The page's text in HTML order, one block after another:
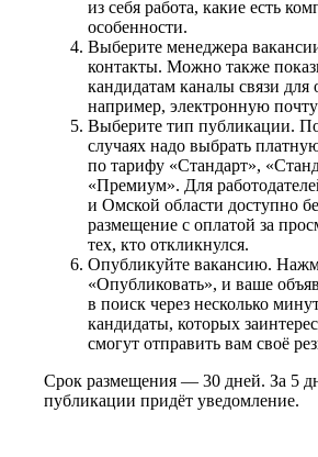
из себя работа, какие есть
особенности.
Выберите менеджера
контакты. Можно также
кандидатам каналы связи
например, электронную
Выберите тип публикации.
случаях надо выбрать
по тарифу «Стандарт»,
«Премиум». Для
и Омской области доступно
размещение с оплатой за
тех, кто откликнулся.
Опубликуйте вакансию.
«Опубликовать», и ваше
в поиск через несколько
кандидаты, которых
смогут отправить вам своё
Срок размещения — 30 дней. За 5
публикации придёт уведомление.